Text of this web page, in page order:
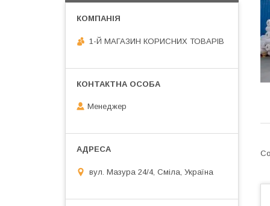
1-Й МАГАЗИН КОРИСНИХ ТОВАРІВ
Менеджер
вул. Мазура 24/4, Сміла, Україна